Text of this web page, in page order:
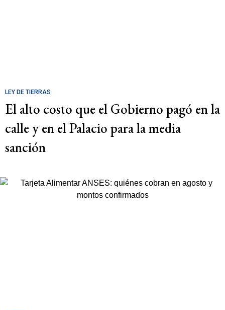
LEY DE TIERRAS
El alto costo que el Gobierno pagó en la
calle y en el Palacio para la media
sanción